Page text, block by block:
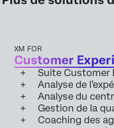
XM FOR
Customer
Suite Customer
Analyse de
Analyse du
Gestion de la
Coaching des